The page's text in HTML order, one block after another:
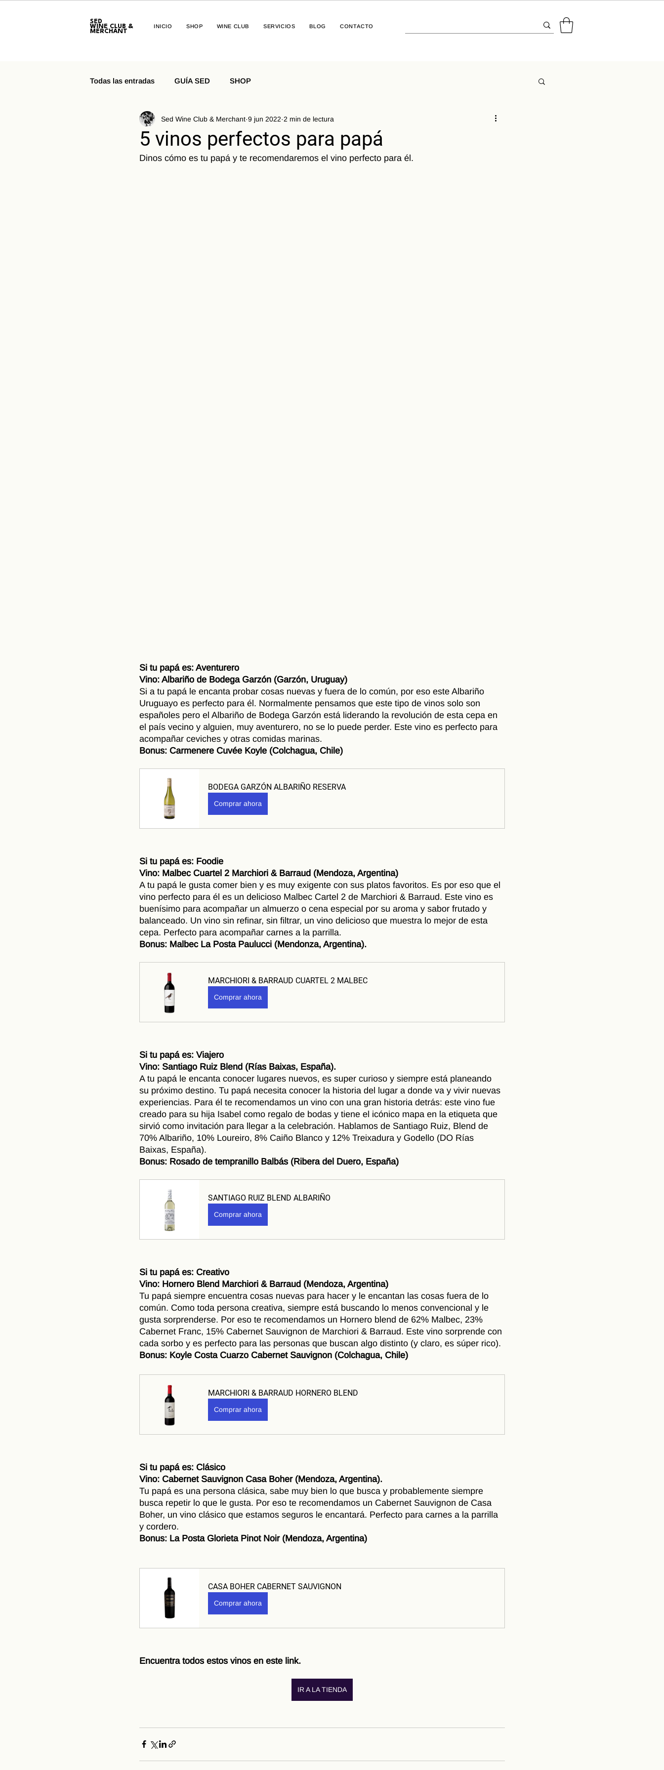
SED
WINE CLUB &
MERCHANT
INICIO SHOP WINE CLUB SERVICIOS BLOG CONTACTO
Todas las entradas GUÍA SED SHOP
5 vinos perfectos para papá
Sed Wine Club & Merchant 9 jun 2022 2 min de lectura
Dinos cómo es tu papá y te recomendaremos el vino perfecto para él.
Si tu papá es: Aventurero
Vino: Albariño de Bodega Garzón (Garzón, Uruguay)
Si a tu papá le encanta probar cosas nuevas y fuera de lo común, por eso este Albariño
Uruguayo es perfecto para él. Normalmente pensamos que este tipo de vinos solo son
españoles pero el Albariño de Bodega Garzón está liderando la revolución de esta cepa en
el país vecino y alguien, muy aventurero, no se lo puede perder. Este vino es perfecto para
acompañar ceviches y otras comidas marinas.
Bonus: Carmenere Cuvée Koyle (Colchagua, Chile)
BODEGA GARZÓN ALBARIÑO RESERVA
Comprar ahora
Si tu papá es: Foodie
Vino: Malbec Cuartel 2 Marchiori & Barraud (Mendoza, Argentina)
A tu papá le gusta comer bien y es muy exigente con sus platos favoritos. Es por eso que el
vino perfecto para él es un delicioso Malbec Cartel 2 de Marchiori & Barraud. Este vino es
buenísimo para acompañar un almuerzo o cena especial por su aroma y sabor frutado y
balanceado. Un vino sin refinar, sin filtrar, un vino delicioso que muestra lo mejor de esta
cepa. Perfecto para acompañar carnes a la parrilla.
Bonus: Malbec La Posta Paulucci (Mendonza, Argentina).
MARCHIORI & BARRAUD CUARTEL 2 MALBEC
Comprar ahora
Si tu papá es: Viajero
Vino: Santiago Ruiz Blend (Rías Baixas, España).
A tu papá le encanta conocer lugares nuevos, es super curioso y siempre está planeando
su próximo destino. Tu papá necesita conocer la historia del lugar a donde va y vivir nuevas
experiencias. Para él te recomendamos un vino con una gran historia detrás: este vino fue
creado para su hija Isabel como regalo de bodas y tiene el icónico mapa en la etiqueta que
sirvió como invitación para llegar a la celebración. Hablamos de Santiago Ruiz, Blend de
70% Albariño, 10% Loureiro, 8% Caiño Blanco y 12% Treixadura y Godello (DO Rías
Baixas, España).
Bonus: Rosado de tempranillo Balbás (Ribera del Duero, España)
SANTIAGO RUIZ BLEND ALBARIÑO
Comprar ahora
Si tu papá es: Creativo
Vino: Hornero Blend Marchiori & Barraud (Mendoza, Argentina)
Tu papá siempre encuentra cosas nuevas para hacer y le encantan las cosas fuera de lo
común. Como toda persona creativa, siempre está buscando lo menos convencional y le
gusta sorprenderse. Por eso te recomendamos un Hornero blend de 62% Malbec, 23%
Cabernet Franc, 15% Cabernet Sauvignon de Marchiori & Barraud. Este vino sorprende con
cada sorbo y es perfecto para las personas que buscan algo distinto (y claro, es súper rico).
Bonus: Koyle Costa Cuarzo Cabernet Sauvignon (Colchagua, Chile)
MARCHIORI & BARRAUD HORNERO BLEND
Comprar ahora
Si tu papá es: Clásico
Vino: Cabernet Sauvignon Casa Boher (Mendoza, Argentina).
Tu papá es una persona clásica, sabe muy bien lo que busca y probablemente siempre
busca repetir lo que le gusta. Por eso te recomendamos un Cabernet Sauvignon de Casa
Boher, un vino clásico que estamos seguros le encantará. Perfecto para carnes a la parrilla
y cordero.
Bonus: La Posta Glorieta Pinot Noir (Mendoza, Argentina)
CASA BOHER CABERNET SAUVIGNON
Comprar ahora
Encuentra todos estos vinos en este link.
IR A LA TIENDA